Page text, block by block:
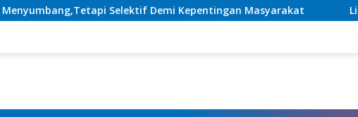
Demi Kepentingan Masyarakat Listrik Hadir, Harapan